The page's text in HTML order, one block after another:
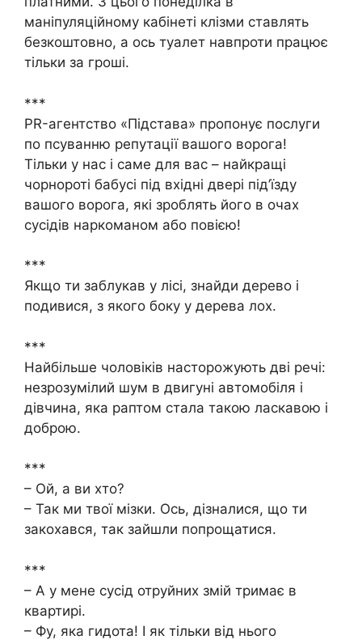
маніпуляційному кабінеті клізми ставлять
безкоштовно, а ось туалет навпроти працює
тільки за гроші.
***
PR-агентство «Підстава» пропонує послуги
по псуванню репутації вашого ворога!
Тільки у нас і саме для вас – найкращі
чорнороті бабусі під вхідні двері під’їзду
вашого ворога, які зроблять його в очах
сусідів наркоманом або повією!
***
Якщо ти заблукав у лісі, знайди дерево і
подивися, з якого боку у дерева лох.
***
Найбільше чоловіків насторожують дві речі:
незрозумілий шум в двигуні автомобіля і
дівчина, яка раптом стала такою ласкавою і
доброю.
***
– Ой, а ви хто?
– Так ми твої мізки. Ось, дізналися, що ти
закохався, так зайшли попрощатися.
***
– А у мене сусід отруйних змій тримає в
квартирі.
– Фу, яка гидота! І як тільки від нього